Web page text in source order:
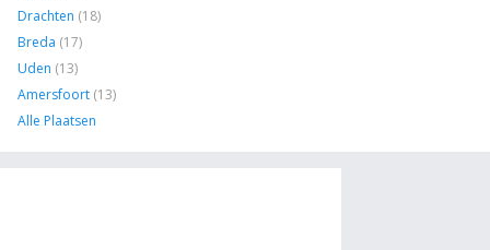
Drachten (18)
Breda (17)
Uden (13)
Amersfoort (13)
Alle Plaatsen